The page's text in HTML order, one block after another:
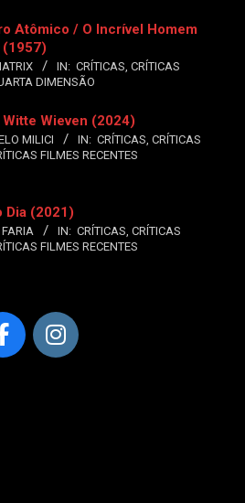
Atômico / O Incrível Homem
(1957)
IN: CRÍTICAS, CRÍTICAS
DIMENSÃO
Wieven (2024)
MILICI IN: CRÍTICAS, CRÍTICAS
FILMES RECENTES
Dia (2021)
IN: CRÍTICAS, CRÍTICAS
FILMES RECENTES